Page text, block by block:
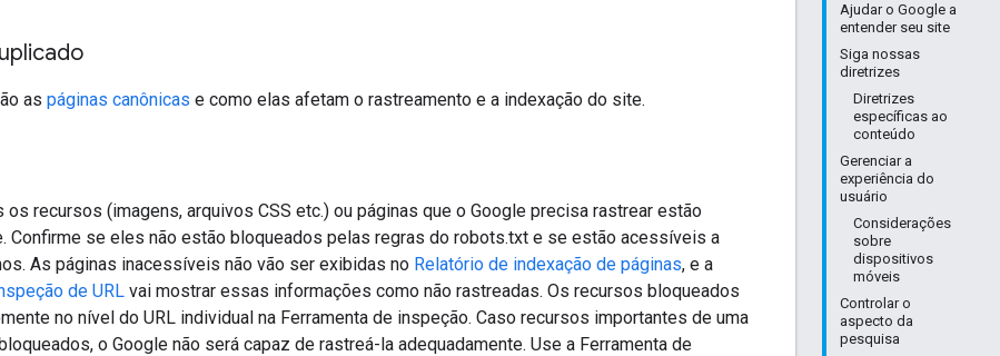
Ajudar o Google a
entender seu site
Siga nossas
diretrizes
Diretrizes
específicas ao
conteúdo
Gerenciar a
experiência do
usuário
Considerações
sobre
dispositivos
móveis
Controlar o
aspecto da
pesquisa
as páginas canônicas e como elas afetam o rastreamento e a indexação do site.
os recursos (imagens, arquivos CSS etc.) ou páginas que o Google precisa rastrear estão
Confirme se eles não estão bloqueados pelas regras do robots.txt e se estão acessíveis a
As páginas inacessíveis não vão ser exibidas no Relatório de indexação de páginas, e a
de URL vai mostrar essas informações como não rastreadas. Os recursos bloqueados
no nível do URL individual na Ferramenta de inspeção. Caso recursos importantes de uma
o Google não será capaz de rastreá-la adequadamente. Use a Ferramenta de